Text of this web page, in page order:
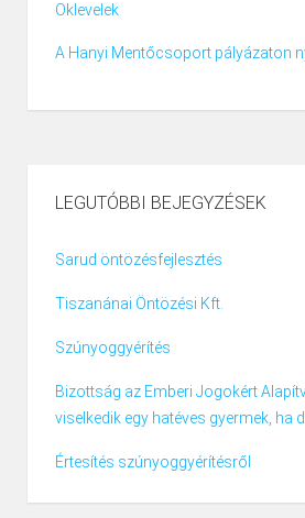
Oklevelek
A Hanyi Mentőcsoport pályázaton
LEGUTÓBBI BEJEGYZÉSEK
Sarud öntözésfejlesztés
Tiszanánai Öntözési Kft.
Szúnyoggyérítés
Bizottság az Emberi Jogokért
viselkedik egy hatéves gyermek, ha
Értesítés szúnyoggyérítésről